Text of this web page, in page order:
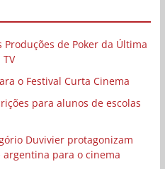
de Poker da Última
o Festival Curta Cinema
para alunos de escolas
Duvivier protagonizam
para o cinema